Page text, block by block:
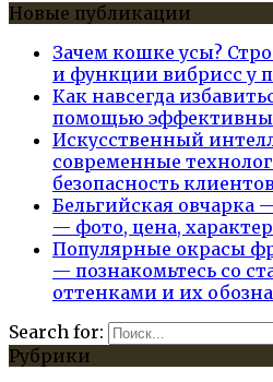
Новые публикации
Зачем кошке усы?
и функции вибрисс у
Как навсегда
помощью
Искусственный
современные
безопасность клиентов
Бельгийская
— фото, цена,
Популярные окрасы
— познакомьтесь со
оттенками и их
Search for:
Рубрики